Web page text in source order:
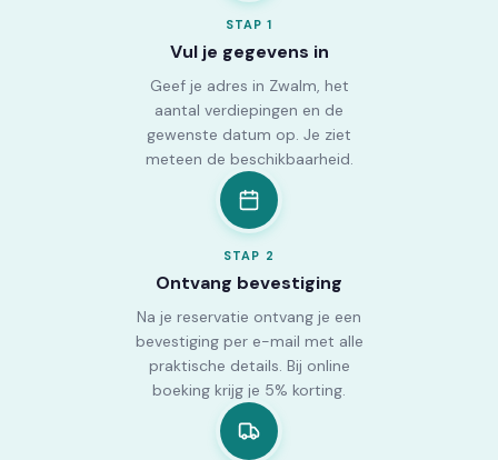
STAP1
Vul je gegevens in
Geef je adres in Zwalm, het
aantal verdiepingen en de
gewenste datum op. Je ziet
meteen de beschikbaarheid.
STAP 2
Ontvang bevestiging
Na je reservatie ontvang je een
bevestiging per e-mail met alle
praktische details. Bij online
boeking krijg je 5% korting.